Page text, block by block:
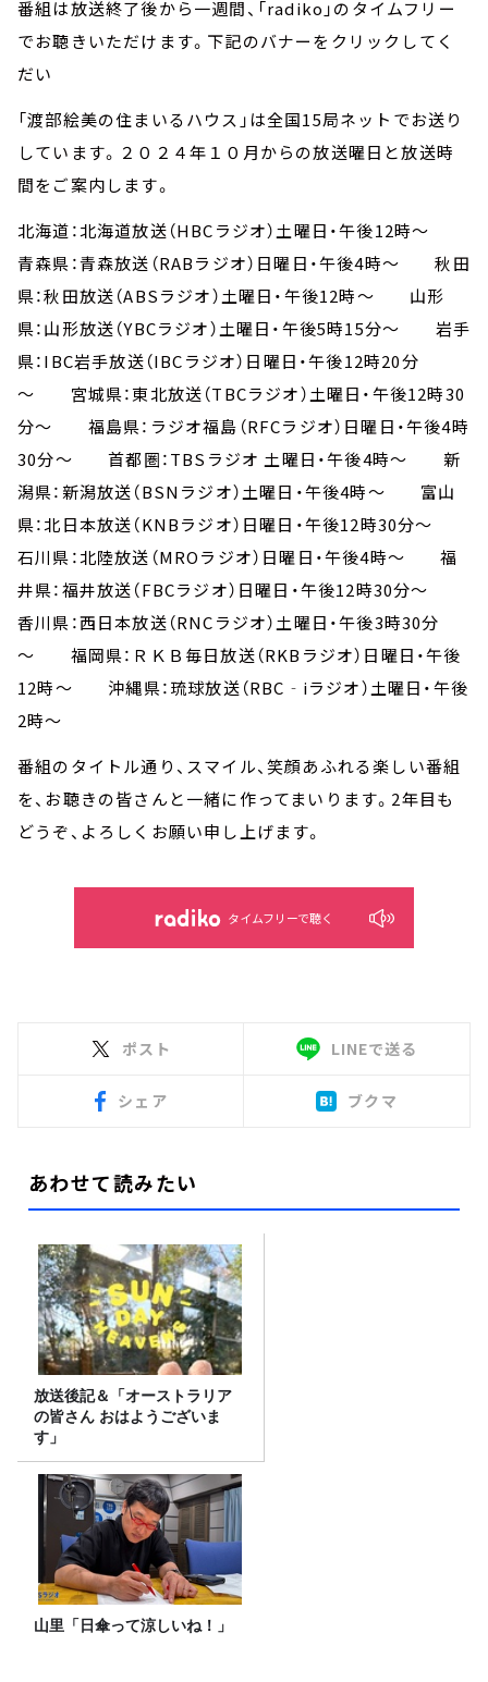
番組は放送終了後から一週間、「radiko」のタイムフリー
でお聴きいただけます。下記のバナーをクリックしてく
だい
「渡部絵美の住まいるハウス」は全国15局ネットでお送り
しています。２０２４年１０月からの放送曜日と放送時
間をご案内します。
北海道：北海道放送（HBCラジオ）土曜日・午後12時～
青森県：青森放送（RABラジオ）日曜日・午後4時～ 秋田
県：秋田放送（ABSラジオ）土曜日・午後12時～ 山形
県：山形放送（YBCラジオ）土曜日・午後5時15分～ 岩手
県：IBC岩手放送（IBCラジオ）日曜日・午後12時20分
～ 宮城県：東北放送（TBCラジオ）土曜日・午後12時30
分～ 福島県：ラジオ福島（RFCラジオ）日曜日・午後4時
30分～ 首都圏：TBSラジオ 土曜日・午後4時～ 新
潟県：新潟放送（BSNラジオ）土曜日・午後4時～ 富山
県：北日本放送（KNBラジオ）日曜日・午後12時30分～
石川県：北陸放送（MROラジオ）日曜日・午後4時～ 福
井県：福井放送（FBCラジオ）日曜日・午後12時30分～
香川県：西日本放送（RNCラジオ）土曜日・午後3時30分
～ 福岡県：ＲＫＢ毎日放送（RKBラジオ）日曜日・午後
12時～ 沖縄県：琉球放送（RBC‐iラジオ）土曜日・午後
2時～
番組のタイトル通り、スマイル、笑顔あふれる楽しい番組
を、お聴きの皆さんと一緒に作ってまいります。2年目も
どうぞ、よろしくお願い申し上げます。
タイムフリーで聴く
ポスト LINEで送る
シェア ブクマ
あわせて読みたい
放送後記＆「オーストラリア
の皆さん おはようございま
す」
山里「日傘って涼しいね！」